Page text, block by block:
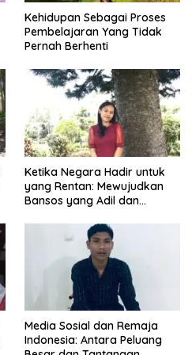
Kehidupan Sebagai Proses
Pembelajaran Yang Tidak
Pernah Berhenti
Ketika Negara Hadir untuk
yang Rentan: Mewujudkan
Bansos yang Adil dan
Media Sosial dan Remaja
Indonesia: Antara Peluang